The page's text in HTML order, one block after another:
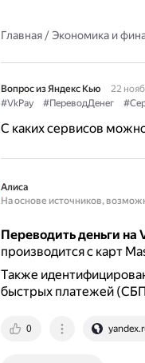
Главная/Экономика и
Вопрос из Яндекс Кью
22
#VkPay
#ПереводДенег
С каких сервисов
Алиса
На основе источников,
Переводить деньги на
производится с карт
Также
быстрых платежей
0